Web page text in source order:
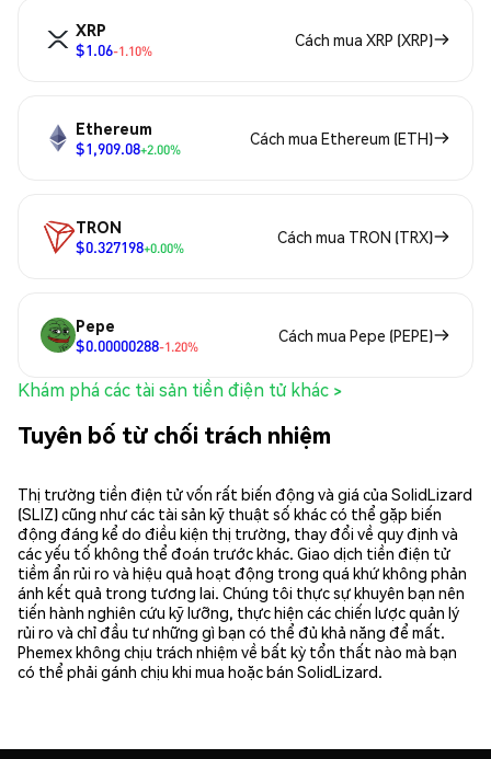
XRP
$1.06-1.10%
Cách mua XRP (XRP)
Ethereum
$1,909.08+2.00%
Cách mua Ethereum (ETH)
TRON
$0.327198+0.00%
Cách mua TRON (TRX)
Pepe
$0.00000288-1.20%
Cách mua Pepe (PEPE)
Khám phá các tài sản tiền điện tử khác >
Tuyên bố từ chối trách nhiệm
Thị trường tiền điện tử vốn rất biến động và giá của SolidLizard
(SLIZ) cũng như các tài sản kỹ thuật số khác có thể gặp biến
động đáng kể do điều kiện thị trường, thay đổi về quy định và
các yếu tố không thể đoán trước khác. Giao dịch tiền điện tử
tiềm ẩn rủi ro và hiệu quả hoạt động trong quá khứ không phản
ánh kết quả trong tương lai. Chúng tôi thực sự khuyên bạn nên
tiến hành nghiên cứu kỹ lưỡng, thực hiện các chiến lược quản lý
rủi ro và chỉ đầu tư những gì bạn có thể đủ khả năng để mất.
Phemex không chịu trách nhiệm về bất kỳ tổn thất nào mà bạn
có thể phải gánh chịu khi mua hoặc bán SolidLizard.